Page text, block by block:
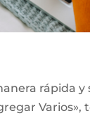
rápida